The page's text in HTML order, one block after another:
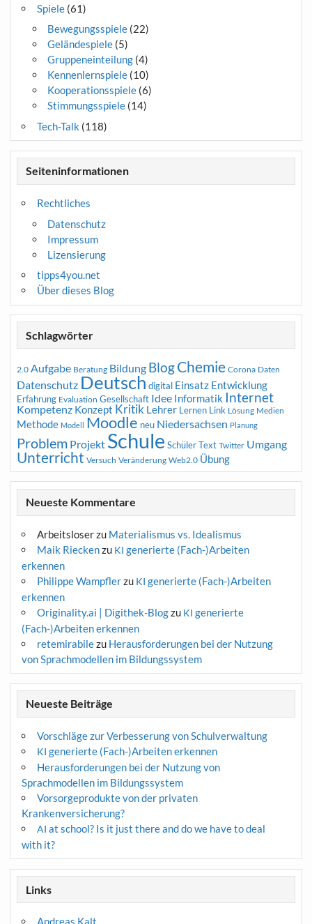
Spiele(61)
Bewegungsspiele(22)
Geländespiele(5)
Gruppeneinteilung(4)
Kennenlernspiele(10)
Kooperationsspiele(6)
Stimmungsspiele(14)
Tech-Talk (118)
Seiteninformationen
Rechtliches
Datenschutz
Impressum
Lizensierung
tipps4you.net
Über dieses Blog
Schlagwörter
2.0 Aufgabe Beratung Bildung BlogChemie Corona Daten
Datenschutz Deutsch digital Einsatz Entwicklung
Erfahrung Evaluation Gesellschaft Idee Informatik Internet
Kompetenz Konzept Kritik Lehrer Lernen Link Lösung Medien
Methode Modell Moodle neu Niedersachsen Planung
Problem Projekt Schule Schüler Text Twitter Umgang
Unterricht Versuch Veränderung Web2.0 Übung
Neueste Kommentare
Arbeitsloserzu Materialismus vs. Idealismus
Maik Rieckenzu KI generierte (Fach-)Arbeiten
erkennen
Philippe Wampflerzu KI generierte (Fach-)Arbeiten
erkennen
Originality.ai | Digithek-Blogzu KI generierte
(Fach-)Arbeiten erkennen
retemirabilezu Herausforderungen bei der Nutzung
von Sprachmodellen im Bildungssystem
Neueste Beiträge
Vorschläge zur Verbesserung von Schulverwaltung
KI generierte (Fach-)Arbeiten erkennen
Herausforderungen bei der Nutzung von
Sprachmodellen im Bildungssystem
Vorsorgeprodukte von der privaten
Krankenversicherung?
AI at school? Is it just there and do we have to deal
with it?
Links